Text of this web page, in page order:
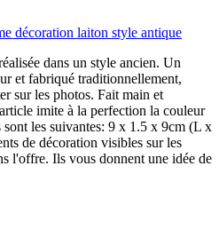
décoration laiton style antique
dans un style ancien. Un
et fabriqué traditionnellement,
sur les photos. Fait main et
imite à la perfection la couleur
les suivantes: 9 x 1.5 x 9cm (L x
de décoration visibles sur les
l'offre. Ils vous donnent une idée de